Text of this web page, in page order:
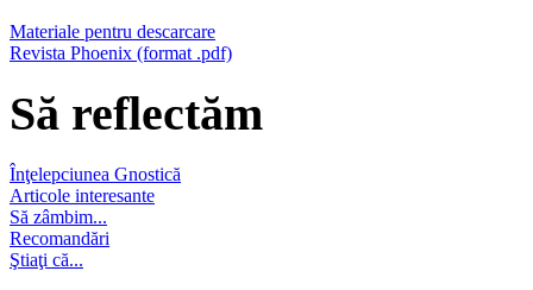
Materiale pentru descarcare
Revista Phoenix (format .pdf)
Să reflectăm
Înţelepciunea Gnostică
Articole interesante
Să zâmbim...
Recomandări
Ştiaţi că...